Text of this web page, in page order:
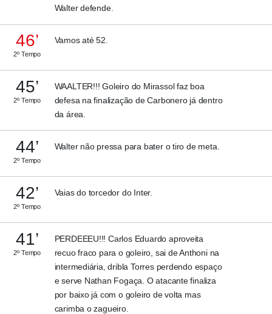
Walter defende.
46’
2º Tempo
Vamos até 52.
45’
2º Tempo
WAALTER!!! Goleiro do Mirassol faz boa
defesa na finalização de Carbonero já dentro
da área.
44’
2º Tempo
Walter não pressa para bater o tiro de meta.
42’
2º Tempo
Vaias do torcedor do Inter.
41’
2º Tempo
PERDEEEU!!! Carlos Eduardo aproveita
recuo fraco para o goleiro, sai de Anthoni na
intermediária, dribla Torres perdendo espaço
e serve Nathan Fogaça. O atacante finaliza
por baixo já com o goleiro de volta mas
carimba o zagueiro.